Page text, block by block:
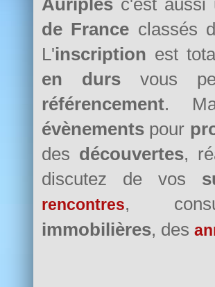
Auriples c'est
de France classés
L'inscription est
en durs vous
référencement.
évènements pour
des découvertes,
discutez de vos
rencontres,
immobilières, des